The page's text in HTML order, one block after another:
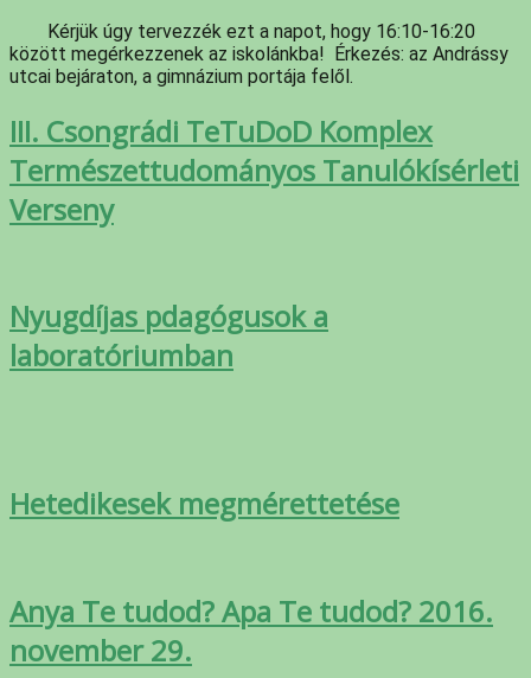
között megérkezzenek az iskolánkba!  Érkezés: az Andrássy
utcai bejáraton, a gimnázium portája felől.
III. Csongrádi TeTuDoD Komplex
Természettudományos Tanulókísérleti
Verseny
Nyugdíjas pdagógusok a
laboratóriumban
Hetedikesek megmérettetése
Anya Te tudod? Apa Te tudod? 2016.
november 29.